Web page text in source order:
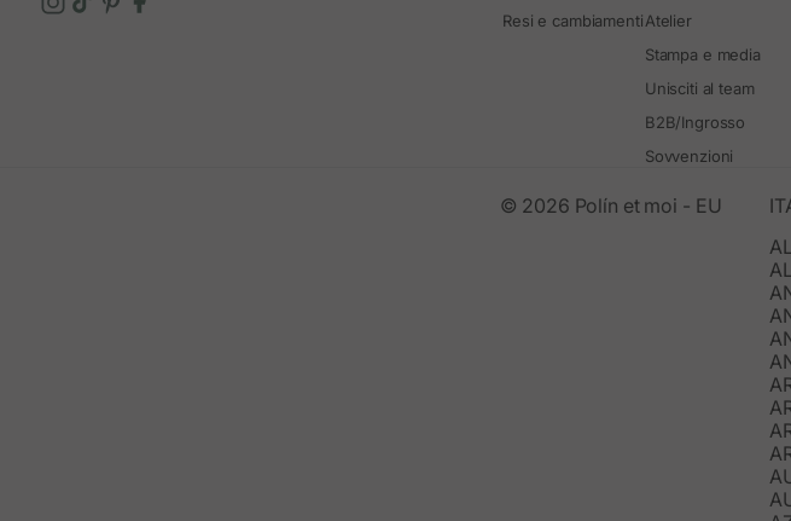
Resi e cambiamentiAtelier
Stampa e media
Unisciti al team
B2B/Ingrosso
Sovvenzioni
© 2026 Polín et moi - EU